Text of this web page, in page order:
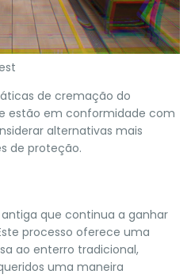
de cremação do
estão em conformidade com
alternativas mais
de proteção.
que continua a ganhar
processo oferece uma
ao enterro tradicional,
uma maneira